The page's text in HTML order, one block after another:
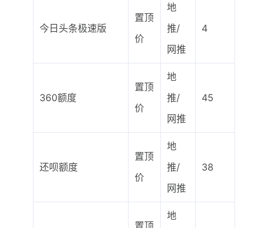
今日头条极速版
置顶
价
地
推/
网推
4
360额度
置顶
价
地
推/
网推
45
还呗额度
置顶
价
地
推/
网推
38
置顶
地